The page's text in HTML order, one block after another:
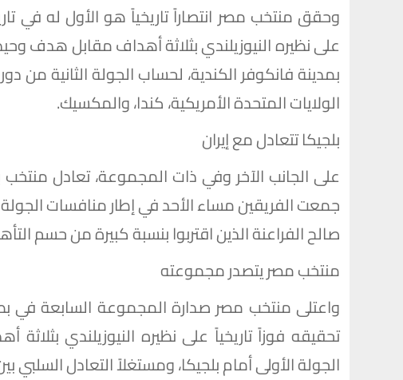
وحقق منتخب مصر انتصاراً تاريخياً هو الأول له في
على نظيره النيوزيلندي بثلاثة أهداف مقابل هدف
الولايات المتحدة الأمريكية، كندا، والمكسيك.
بلجيكا تتعادل مع إيران
على الجانب الآخر وفي ذات المجموعة، تعادل منتخب
جمعت الفريقين مساء الأحد في إطار منافسات
صالح الفراعنة الذين اقتربوا بنسبة كبيرة من حسم التأهل
منتخب مصر يتصدر مجموعته
تحقيقه فوزاً تاريخياً على نظيره النيوزيلندي
الجولة الأولى أمام بلجيكا، ومستغلاً التعادل السلبي